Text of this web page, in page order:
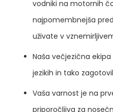
vodniki na motornih
najpomembnejša
uživate v
Naša večjezična
jezikih in tako
Vaša varnost je na
priporočljiva za